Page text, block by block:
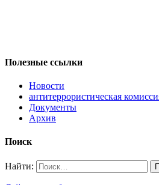
Полезные ссылки
Новости
антитеррористическая
Документы
Архив
Поиск
Найти: